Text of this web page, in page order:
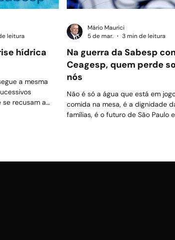
hídrica
a mesma
se recusam a
leitura
Na guerra da Sabesp
Ceagesp, quem perde
nós
Não é só a água que está em
comida na mesa, é a dignidade
famílias, é o futuro de São Paulo
Mário Maurici
5 de mar.
3 min de leitura